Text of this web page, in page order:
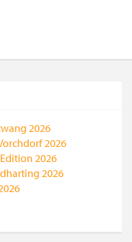
2026
2026
2026
2026